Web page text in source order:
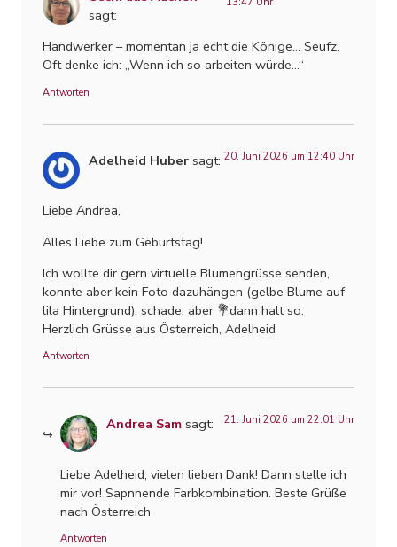
sagt:
Handwerker – momentan ja echt die Könige… Seufz.
Oft denke ich: „Wenn ich so arbeiten würde…“
Antworten
Adelheid Huber sagt: 20. Juni 2026 um 12:40 Uhr
Liebe Andrea,
Alles Liebe zum Geburtstag!
Ich wollte dir gern virtuelle Blumengrüsse senden,
konnte aber kein Foto dazuhängen (gelbe Blume auf
lila Hintergrund), schade, aber 💐dann halt so.
Herzlich Grüsse aus Österreich, Adelheid
Antworten
Andrea Sam sagt: 21. Juni 2026 um 22:01 Uhr
Liebe Adelheid, vielen lieben Dank! Dann stelle ich
mir vor! Sapnnende Farbkombination. Beste Grüße
nach Österreich
Antworten